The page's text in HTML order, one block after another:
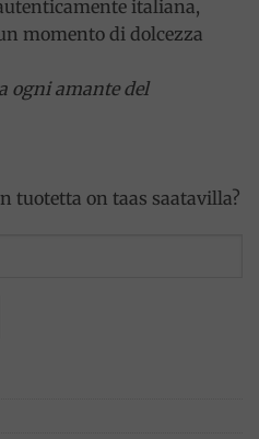
italiana,
momento di dolcezza
ogni amante del
tuotetta on taas saatavilla?